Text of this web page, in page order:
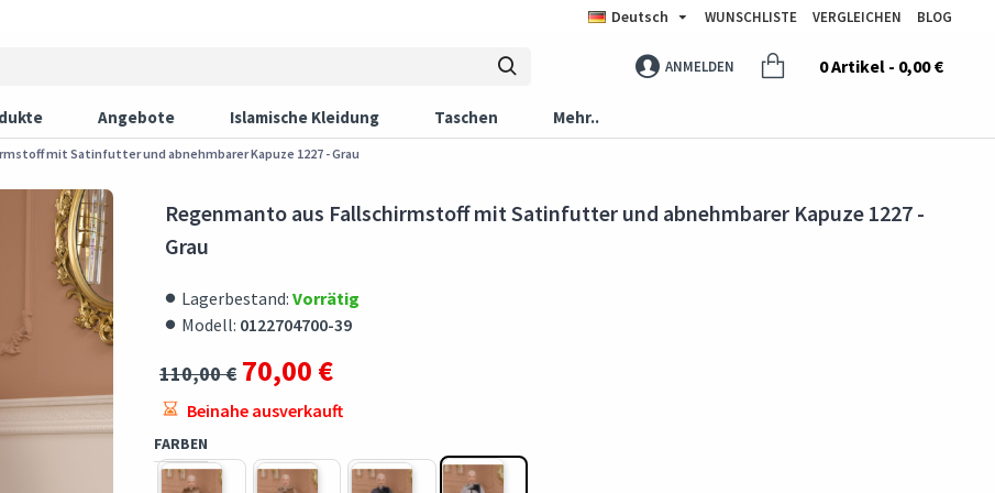
Deutsch WUNSCHLISTE VERGLEICHEN BLOG
ANMELDEN 0 Artikel - 0,00 €
Angebote Islamische Kleidung Taschen Mehr..
mit Satinfutter und abnehmbarer Kapuze 1227 - Grau
Regenmanto aus Fallschirmstoff mit Satinfutter und abnehmbarer Kapuze 1227 -
Grau
Lagerbestand: Vorrätig
Modell: 0122704700-39
70,00 €
110,00 €
FARBEN
Beinahe ausverkauft